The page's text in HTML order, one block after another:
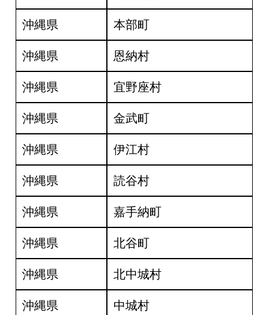
沖縄県 本部町
沖縄県 恩納村
沖縄県 宜野座村
沖縄県 金武町
沖縄県 伊江村
沖縄県 読谷村
沖縄県 嘉手納町
沖縄県 北谷町
沖縄県 北中城村
沖縄県 中城村